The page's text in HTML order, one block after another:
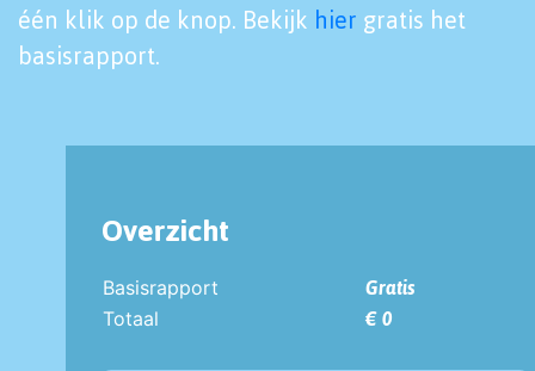
één klik op de knop. Bekijk hier gratis het
basisrapport.
Overzicht
Basisrapport
Gratis
Totaal
€ 0